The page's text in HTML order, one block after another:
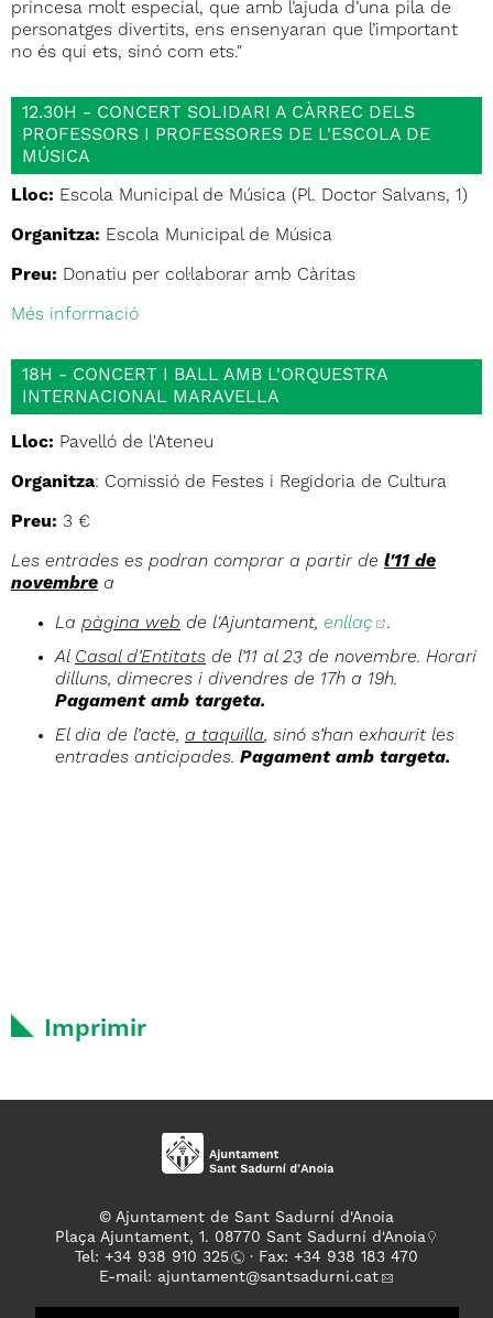
princesa molt especial, que amb l’ajuda d’una pila de
personatges divertits, ens ensenyaran que l’important
no és qui ets, sinó com ets."
12.30H - CONCERT SOLIDARI A CÀRREC DELS
PROFESSORS I PROFESSORES DE L'ESCOLA DE
MÚSICA
Lloc: Escola Municipal de Música (Pl. Doctor Salvans, 1)
Organitza: Escola Municipal de Música
Preu: Donatiu per col·laborar amb Càritas
Més informació
18H - CONCERT I BALL AMB L'ORQUESTRA
INTERNACIONAL MARAVELLA
Lloc: Pavelló de l'Ateneu
Organitza: Comissió de Festes i Regidoria de Cultura
Preu: 3 €
Les entrades es podran comprar a partir de l'11 de
novembre a:
La pàgina web de l'Ajuntament, enllaç
.
Al Casal d’Entitats de l’11 al 23 de novembre. Horari:
dilluns, dimecres i divendres de 17h a 19h.
Pagament amb targeta.
El dia de l’acte, a taquilla, sinó s’han exhaurit les
entrades anticipades. Pagament amb targeta.
Imprimir
© Ajuntament de Sant Sadurní d'Anoia
Plaça Ajuntament, 1. 08770 Sant Sadurní d'Anoia
Tel: +34 938 910 325
· Fax: +34 938 183 470
E-mail: ajuntament@santsadurni.cat